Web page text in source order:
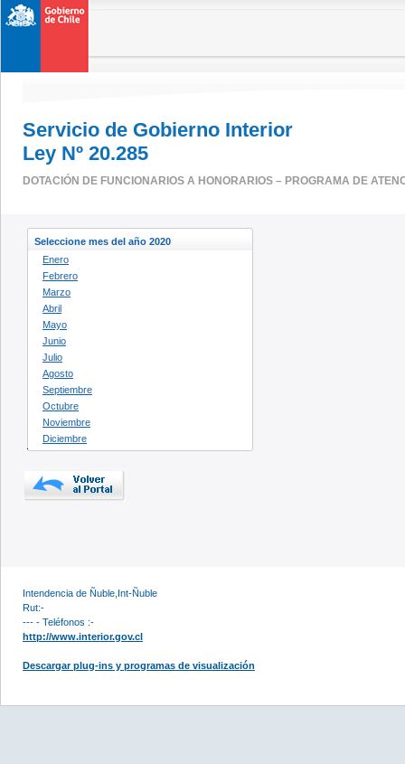
Servicio de Gobierno Interior
Ley Nº 20.285
DOTACIÓN DE FUNCIONARIOS A HONORARIOS – PROGRAMA DE
Seleccione mes del año 2020
Enero
Febrero
Marzo
Abril
Mayo
Junio
Julio
Agosto
Septiembre
Octubre
Noviembre
Diciembre
Intendencia de Ñuble,Int-Ñuble
Rut:-
--- - Teléfonos :-
http://www.interior.gov.cl
Descargar plug-ins y programas de visualización